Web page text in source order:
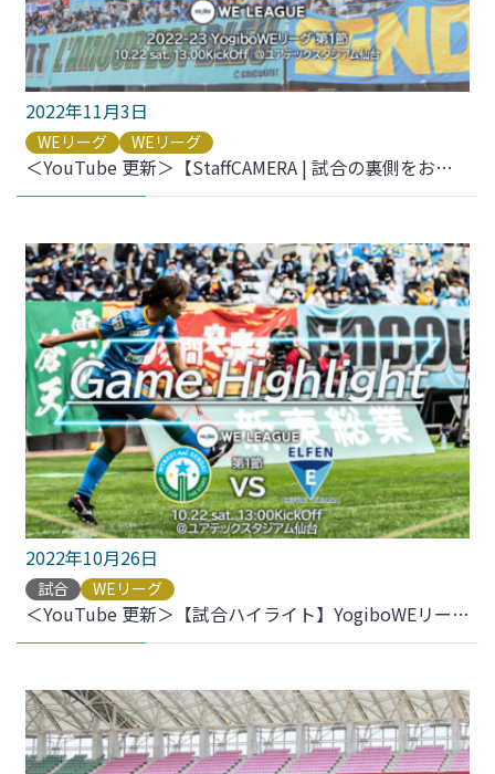
2022年11月3日
WEリーグ WEリーグ
＜YouTube 更新＞【StaffCAMERA | 試合の裏側をお届け】2022-23 YogiboWEリーグ 第1節 vs.ちふれASエルフェン埼玉 をアップしました
2022年10月26日
試合 WEリーグ
＜YouTube 更新＞【試合ハイライト】YogiboWEリーグ 第1節 vs.ちふれASエルフェン埼玉 をアップしました